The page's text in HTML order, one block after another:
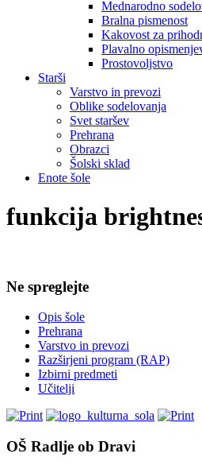
Mednarodno
Bralna pismenost
Kakovost za
Plavalno
Prostovoljstvo
Starši
Varstvo in prevozi
Oblike sodelovanja
Svet staršev
Prehrana
Obrazci
Šolski sklad
Enote šole
funkcija
Ne spreglejte
Opis šole
Prehrana
Varstvo in prevozi
Razširjeni program (RAP)
Izbirni predmeti
Učitelji
OŠ Radlje ob Dravi